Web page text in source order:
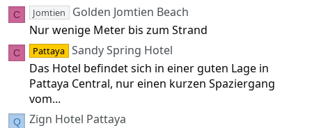
C Jomtien
Golden Jomtien Beach
Nur wenige Meter bis zum Strand
C Pattaya Sandy Spring Hotel
Das Hotel befindet sich in einer guten Lage in
Pattaya Central, nur einen kurzen Spaziergang
vom...
Q
Zign Hotel Pattaya